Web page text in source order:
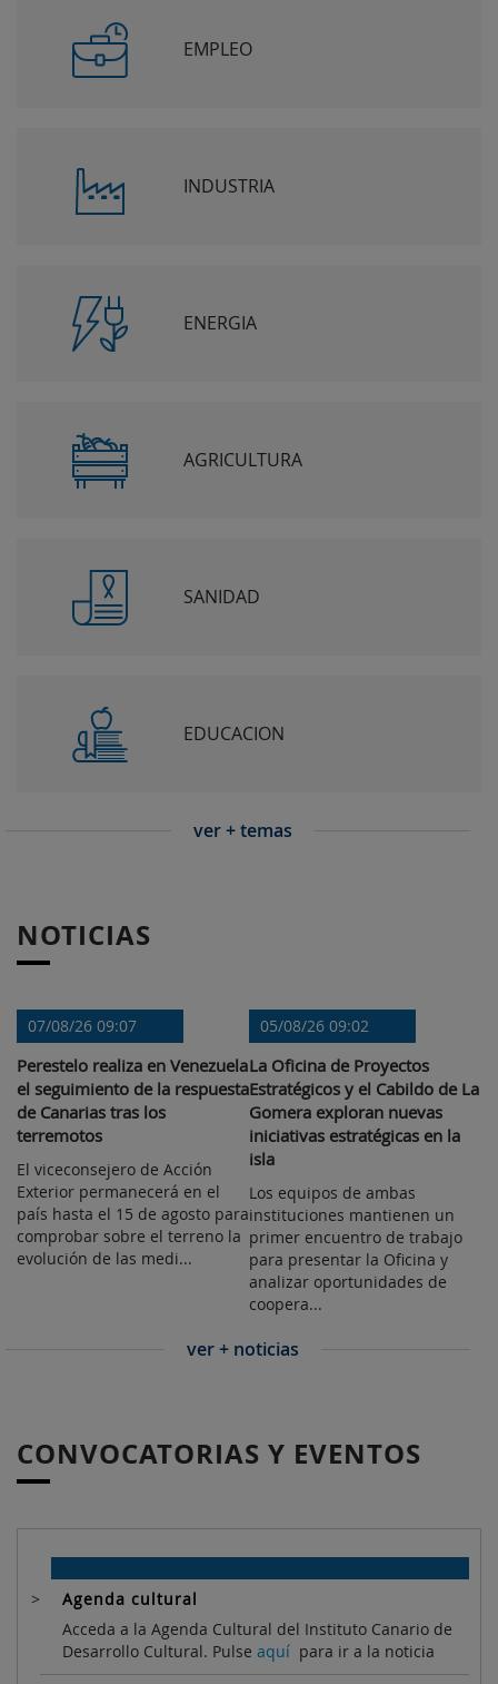
EMPLEO
INDUSTRIA
ENERGIA
AGRICULTURA
SANIDAD
EDUCACION
ver + temas
NOTICIAS
07/08/26 09:07
Perestelo realiza en Venezuela
el seguimiento de la respuesta
de Canarias tras los
terremotos
El viceconsejero de Acción
Exterior permanecerá en el
país hasta el 15 de agosto para
comprobar sobre el terreno la
evolución de las medi...
05/08/26 09:02
La Oficina de Proyectos
Estratégicos y el Cabildo de La
Gomera exploran nuevas
iniciativas estratégicas en la
isla
Los equipos de ambas
instituciones mantienen un
primer encuentro de trabajo
para presentar la Oficina y
analizar oportunidades de
coopera...
ver + noticias
CONVOCATORIAS Y EVENTOS
Agenda cultural
Acceda a la Agenda Cultural del Instituto Canario de
Desarrollo Cultural. Pulse aquí para ir a la noticia